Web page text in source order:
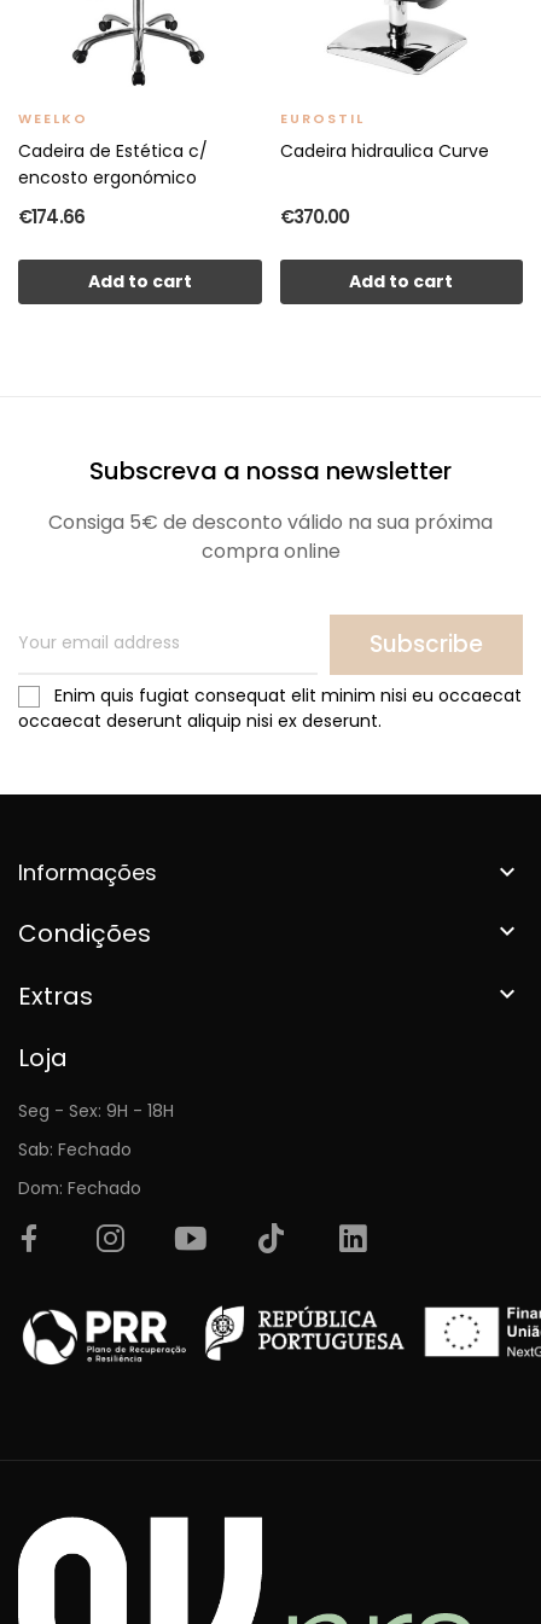
WEELKO
Cadeira de Estética c/
encosto ergonómico
€174.66
Add to cart
EUROSTIL
Cadeira hidraulica Curve
€370.00
Add to cart
Subscreva a nossa newsletter
Consiga 5€ de desconto válido na sua próxima
compra online
Subscribe
Enim quis fugiat consequat elit minim nisi eu occaecat
occaecat deserunt aliquip nisi ex deserunt.
Informações 
Condições 
Extras 
Loja
Seg - Sex: 9H - 18H
Sab: Fechado
Dom: Fechado